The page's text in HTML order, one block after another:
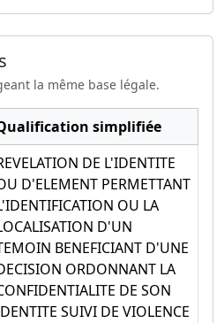
la même base légale.
simplifiée
DE L'IDENTITE
D'ELEMENT PERMETTANT
OU LA
D'UN
BENEFICIANT D'UNE
ORDONNANT LA
DE SON
SUIVI DE VIOLENCE